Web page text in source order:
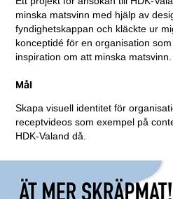
minska matsvinn med hjälp av
fyndighetskappan och kläckte ur
konceptidé för en organisation
inspiration om att minska matsvinn.
Mål
Skapa visuell identitet för
receptvideos som exempel på
HDK-Valand då.